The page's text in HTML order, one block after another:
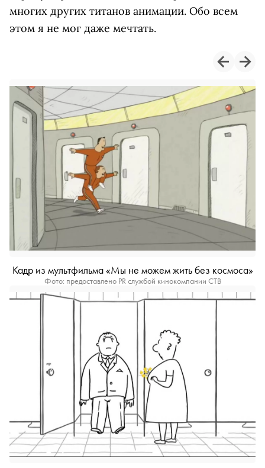
многих других титанов анимации. Обо всем
этом я не мог даже мечтать.
Кадр из мультфильма «Мы не можем жить без космоса»
Фото: предоставлено PR службой кинокомпании СТВ